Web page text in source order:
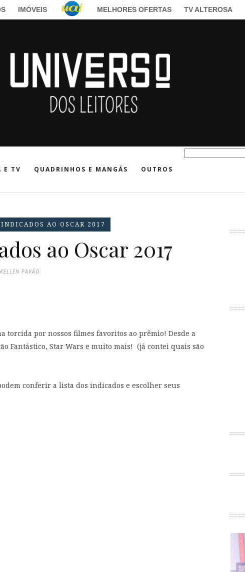
IMÓVEIS MELHORES OFERTAS TV ALTEROSA
E TV QUADRINHOS E MANGÁS OUTROS
AO OSCAR 2017
ao Oscar 2017
KELLEN PAVÃO
torcida por nossos filmes favoritos ao prêmio! Desde a
Fantástico, Star Wars e muito mais! (já contei quais são
conferir a lista dos indicados e escolher seus